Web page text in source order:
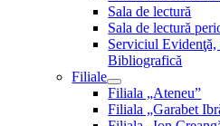
Sala de lectură
Sala de lectură
Serviciul
Bibliografică
Filiale
Filiala „Ateneu”
Filiala „Garabet